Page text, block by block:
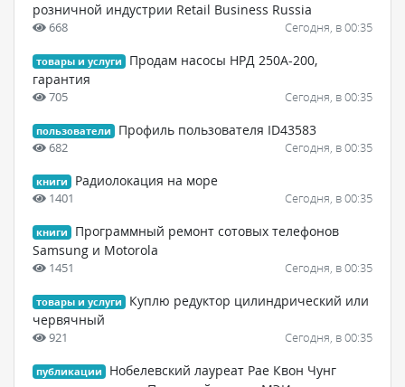
розничной индустрии Retail Business Russia
668 Сегодня, в 00:35
товары и услуги
Продам насосы НРД 250А-200,
гарантия
705 Сегодня, в 00:35
пользователи Профиль пользователя ID43583
682 Сегодня, в 00:35
книги Радиолокация на море
1401 Сегодня, в 00:35
книги
Программный ремонт сотовых телефонов
Samsung и Motorola
1451 Сегодня, в 00:35
товары и услуги
Куплю редуктор цилиндрический или
червячный
921 Сегодня, в 00:35
публикации
Нобелевский лауреат Рае Квон Чунг